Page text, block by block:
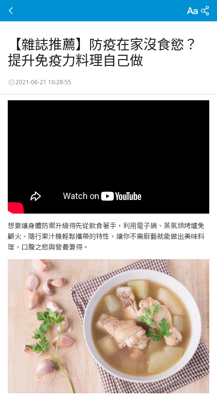
【雜誌推薦】防疫在家沒食慾？
提升免疫力料理自己做
2021-06-21 10:28:55
想要讓身體防禦升級得先從飲食著手，利用電子鍋、蒸氣烘烤爐免
顧火、隨行果汁機輕鬆攜帶的特性，讓你不需廚藝就能做出美味料
理，口腹之慾與營養兼得。